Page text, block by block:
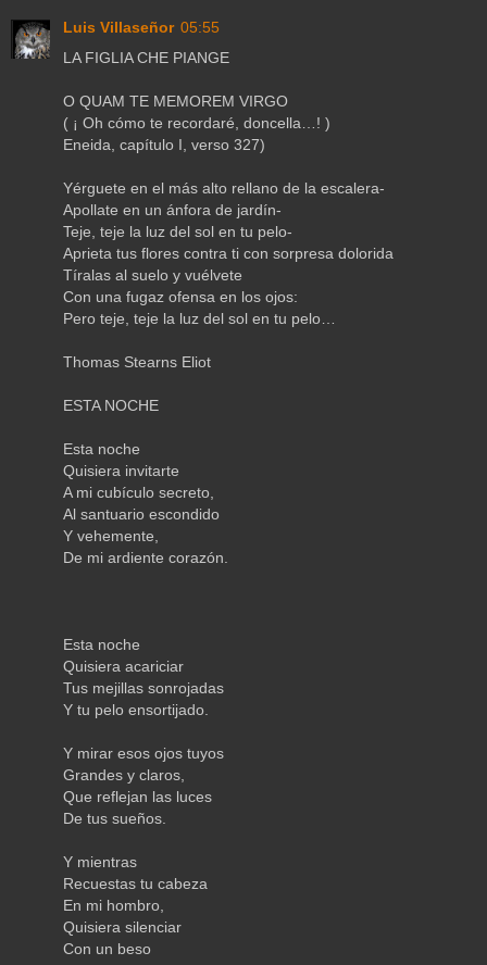
Luis Villaseñor 05:55
LA FIGLIA CHE PIANGE
O QUAM TE MEMOREM VIRGO
( ¡ Oh cómo te recordaré, doncella…! )
Eneida, capítulo I, verso 327)
Yérguete en el más alto rellano de la escalera-
Apollate en un ánfora de jardín-
Teje, teje la luz del sol en tu pelo-
Aprieta tus flores contra ti con sorpresa dolorida
Tíralas al suelo y vuélvete
Con una fugaz ofensa en los ojos:
Pero teje, teje la luz del sol en tu pelo…
Thomas Stearns Eliot
ESTA NOCHE
Esta noche
Quisiera invitarte
A mi cubículo secreto,
Al santuario escondido
Y vehemente,
De mi ardiente corazón.
Esta noche
Quisiera acariciar
Tus mejillas sonrojadas
Y tu pelo ensortijado.
Y mirar esos ojos tuyos
Grandes y claros,
Que reflejan las luces
De tus sueños.
Y mientras
Recuestas tu cabeza
En mi hombro,
Quisiera silenciar
Con un beso